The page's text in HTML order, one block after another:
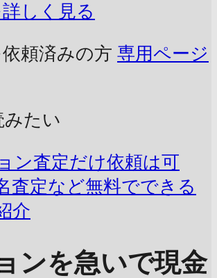
しく見る
頼済みの方 専用ページ
たい
ン査定だけ依頼は可
査定など無料でできる
介
ンを急いで現金